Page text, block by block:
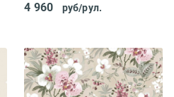
4 960 руб/рул.